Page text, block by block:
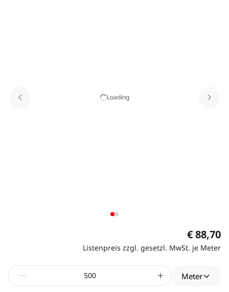
Loading
€ 88,70
Listenpreis zzgl. gesetzl. MwSt. je Meter
Meter